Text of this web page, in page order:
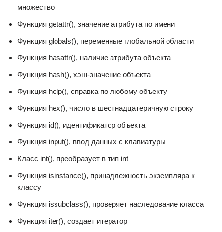
множество
Функция getattr(), значение атрибута по имени
Функция globals(), переменные глобальной области
Функция hasattr(), наличие атрибута объекта
Функция hash(), хэш-значение объекта
Функция help(), справка по любому объекту
Функция hex(), число в шестнадцатеричную строку
Функция id(), идентификатор объекта
Функция input(), ввод данных с клавиатуры
Класс int(), преобразует в тип int
Функция isinstance(), принадлежность экземпляра к
классу
Функция issubclass(), проверяет наследование класса
Функция iter(), создает итератор